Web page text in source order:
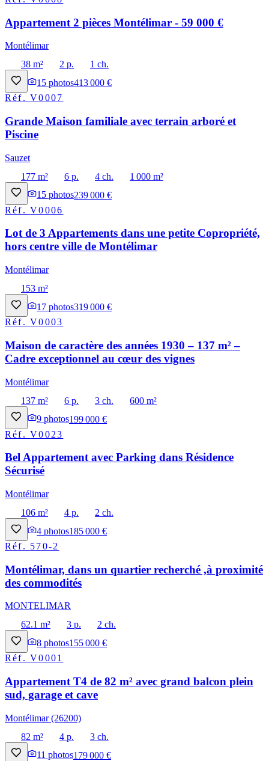
Appartement 2 pièces Montélimar - 59 000 €
Montélimar
38 m²
2 p.
1 ch.
15 photos413 000 €
Réf.V0007
Grande Maison familiale avec terrain arboré et
Piscine
Sauzet
177 m²
6 p. 4 ch.
1 000 m²
15 photos239 000 €
Réf.V0006
Lot de 3 Appartements dans une petite Copropriété,
hors centre ville de Montélimar
Montélimar
153 m²
17 photos319 000 €
Réf.V0003
Maison de caractère des années 1930 – 137 m² –
Cadre exceptionnel au cœur des vignes
Montélimar
137 m²
6 p. 3 ch.
600 m²
9 photos199 000 €
Réf.V0023
Bel Appartement avec Parking dans Résidence
Sécurisé
Montélimar
106 m²
4 p.
2 ch.
4 photos185 000 €
Réf. 570-2
Montélimar, dans un quartier recherché ,à proximité
des commodités
MONTELIMAR
62.1 m²
3 p.
2 ch.
8 photos155 000 €
Réf.V0001
Appartement T4 de 82 m² avec grand balcon plein
sud, garage et cave
Montélimar (26200)
82 m²
4 p.
3 ch.
11 photos179 000 €